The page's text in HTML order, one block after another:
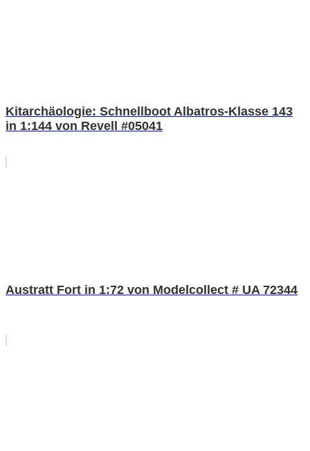
Kitarchäologie: Schnellboot Albatros-Klasse 143
in 1:144 von Revell #05041
Austratt Fort in 1:72 von Modelcollect # UA 72344